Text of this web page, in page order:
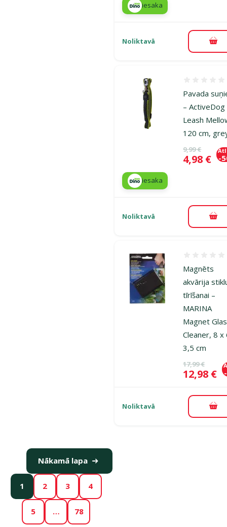
iesaka
Noliktavā
Pavada
– ActiveDog
Leash
120 cm,
Oriģinālā
9,99 €
Cena
4,98 € -
iesaka
Noliktavā
Magnēts
akvārija
tīrīšanai –
MARINA
Magnet
Cleaner, 8 x
3,5 cm
Oriģinālā
17,99 €
Cena
12,98 €
Noliktavā
1 2 3 4
5 … 78
Nākamā lapa